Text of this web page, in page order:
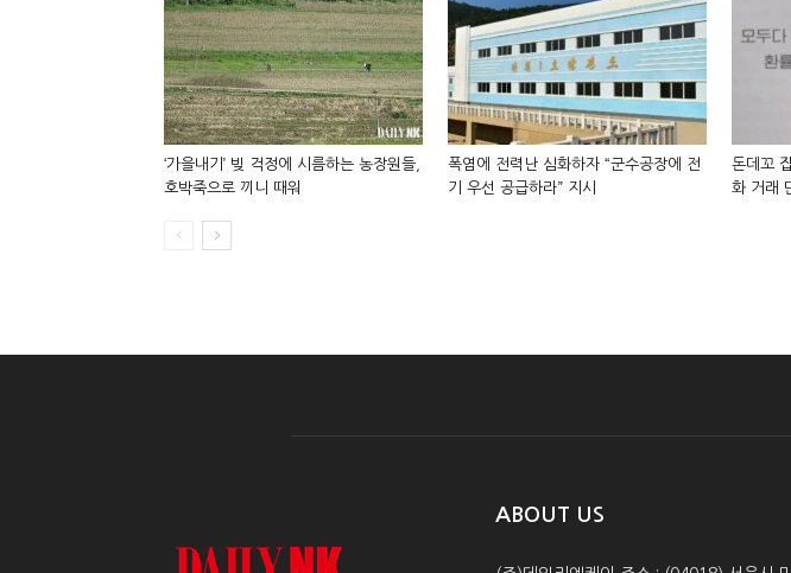
‘가을내기’ 빚 걱정에 시름하는 농장원들,
호박죽으로 끼니 때워
폭염에 전력난 심화하자 “군수공장에 전
기 우선 공급하라” 지시
돈데꼬
화 거래
ABOUT US